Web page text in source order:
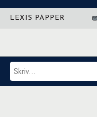
LEXIS PAPPER
Sök